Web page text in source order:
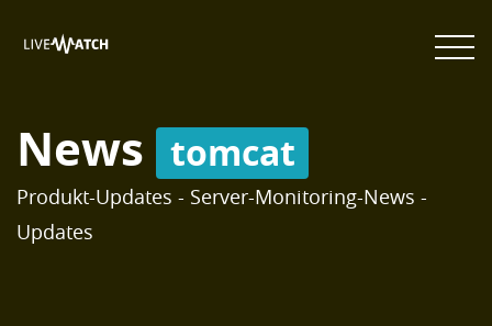
News tomcat
Produkt-Updates - Server-Monitoring-News -
Updates